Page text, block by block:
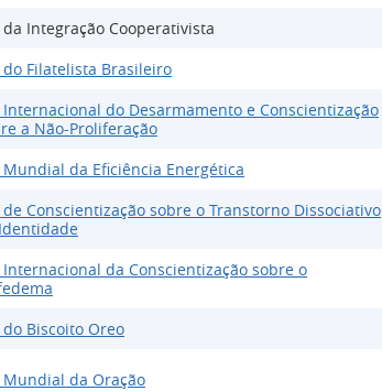
da Integração Cooperativista
do Filatelista Brasileiro
Internacional do Desarmamento e Conscientização
a Não-Proliferação
Mundial da Eficiência Energética
de Conscientização sobre o Transtorno Dissociativo
Internacional da Conscientização sobre o
do Biscoito Oreo
Mundial da Oração